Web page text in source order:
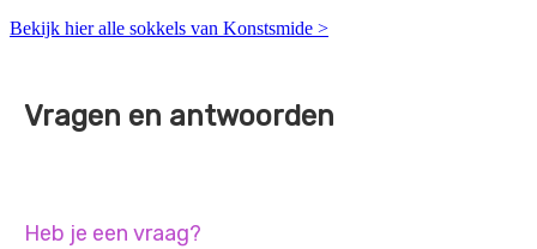
Bekijk hier alle sokkels van Konstsmide >
Vragen en antwoorden
Heb je een vraag?